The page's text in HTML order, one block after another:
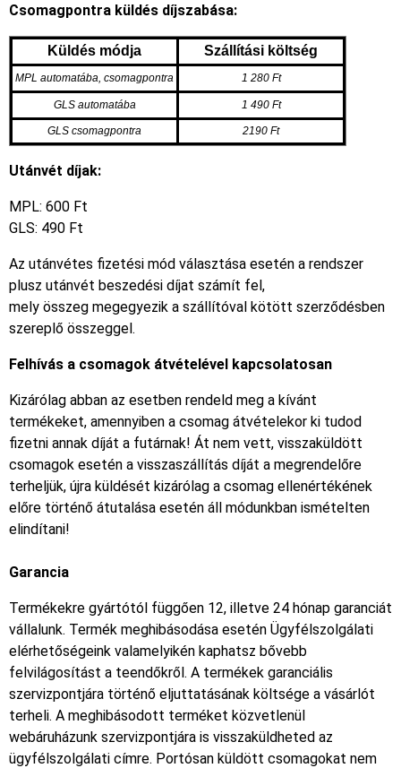
Csomagpontra küldés díjszabása:
Küldés módja Szállítási költség
MPL automatába, csomagpontra 1 280 Ft
GLS automatába 1 490 Ft
GLS csomagpontra 2190 Ft
Utánvét díjak:
MPL: 600 Ft
GLS: 490 Ft
Az utánvétes fizetési mód választása esetén a rendszer
plusz utánvét beszedési díjat számít fel,
mely összeg megegyezik a szállítóval kötött szerződésben
szereplő összeggel.
Felhívás a csomagok átvételével kapcsolatosan
Kizárólag abban az esetben rendeld meg a kívánt
termékeket, amennyiben a csomag átvételekor ki tudod
fizetni annak díját a futárnak! Át nem vett, visszaküldött
csomagok esetén a visszaszállítás díját a megrendelőre
terheljük, újra küldését kizárólag a csomag ellenértékének
előre történő átutalása esetén áll módunkban ismételten
elindítani!
Garancia
Termékekre gyártótól függően 12, illetve 24 hónap garanciát
vállalunk. Termék meghibásodása esetén Ügyfélszolgálati
elérhetőségeink valamelyikén kaphatsz bővebb
felvilágosítást a teendőkről. A termékek garanciális
szervizpontjára történő eljuttatásának költsége a vásárlót
terheli. A meghibásodott terméket közvetlenül
webáruházunk szervizpontjára is visszaküldheted az
ügyfélszolgálati címre. Portósan küldött csomagokat nem